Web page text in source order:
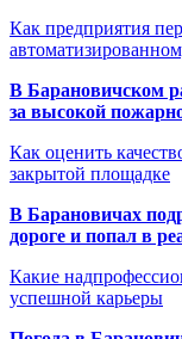
Как предприятия
В Барановичском
за высокой
Как оценить
закрытой площадке
В Барановичах
дороге и попал в
Какие
успешной карьеры